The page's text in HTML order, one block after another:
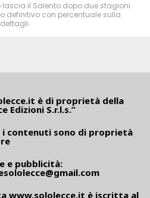
lascia il Salento dopo due stagioni.
definitivo con percentuale sulla
è di proprietà della
Edizioni S.r.l.s.”
i contenuti sono di proprietà
e pubblicità:
www.sololecce.it è iscritta al